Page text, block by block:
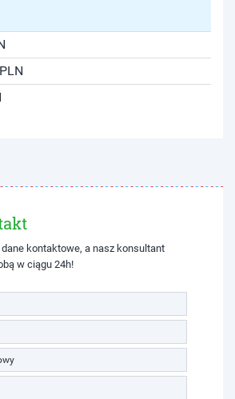
kontaktowe, a nasz konsultant
w ciągu 24h!